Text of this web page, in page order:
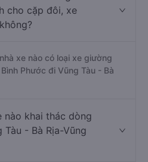
cho cặp đôi, xe
xe nào có loại xe giường
Phước đi Vũng Tàu - Bà
nào khai thác dòng
- Bà Rịa-Vũng